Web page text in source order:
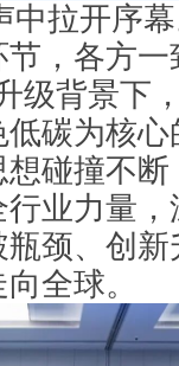
中拉开序
，各方一
级背景下
碳为核
碰撞不
业力量，
颈、创
全球。